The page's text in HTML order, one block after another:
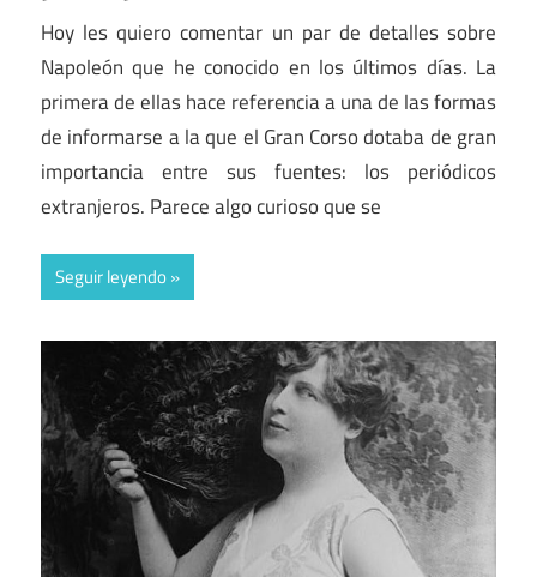
Hoy les quiero comentar un par de detalles sobre
Napoleón que he conocido en los últimos días. La
primera de ellas hace referencia a una de las formas
de informarse a la que el Gran Corso dotaba de gran
importancia entre sus fuentes: los periódicos
extranjeros. Parece algo curioso que se
Seguir leyendo